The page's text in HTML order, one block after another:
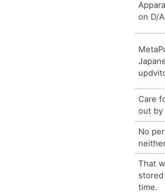
on D/
Care
out by
No
That
time.